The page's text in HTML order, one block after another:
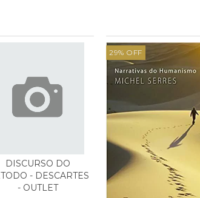
DISCURSO DO
- DESCARTES
- OUTLET
29% OFF